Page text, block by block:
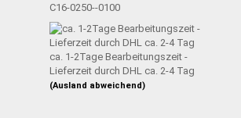
C16-0250--0100
ca. 1-2Tage Bearbeitungszeit -
Lieferzeit durch DHL ca. 2-4 Tag
(Ausland abweichend)